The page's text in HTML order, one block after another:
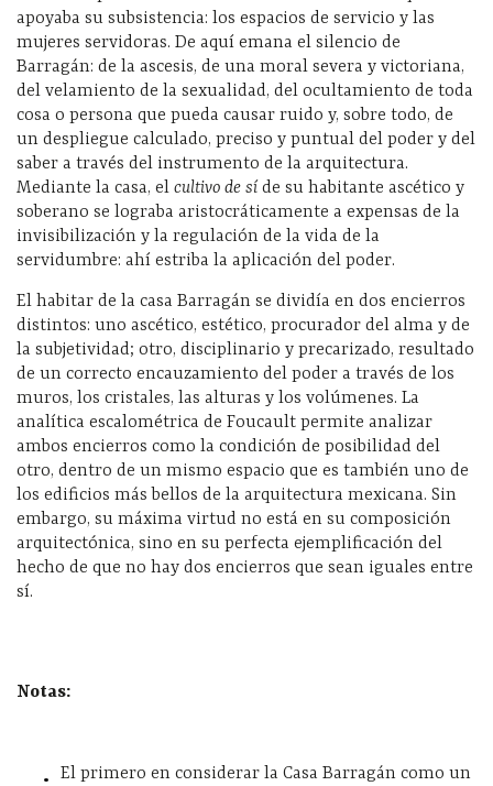
apoyaba su subsistencia: los espacios de servicio y las
mujeres servidoras. De aquí emana el silencio de
Barragán: de la ascesis, de una moral severa y victoriana,
del velamiento de la sexualidad, del ocultamiento de toda
cosa o persona que pueda causar ruido y, sobre todo, de
un despliegue calculado, preciso y puntual del poder y del
saber a través del instrumento de la arquitectura.
Mediante la casa, el cultivo de sí de su habitante ascético y
soberano se lograba aristocráticamente a expensas de la
invisibilización y la regulación de la vida de la
servidumbre: ahí estriba la aplicación del poder.
El habitar de la casa Barragán se dividía en dos encierros
distintos: uno ascético, estético, procurador del alma y de
la subjetividad; otro, disciplinario y precarizado, resultado
de un correcto encauzamiento del poder a través de los
muros, los cristales, las alturas y los volúmenes. La
analítica escalométrica de Foucault permite analizar
ambos encierros como la condición de posibilidad del
otro, dentro de un mismo espacio que es también uno de
los edificios más bellos de la arquitectura mexicana. Sin
embargo, su máxima virtud no está en su composición
arquitectónica, sino en su perfecta ejemplificación del
hecho de que no hay dos encierros que sean iguales entre
sí.
Notas:
El primero en considerar la Casa Barragán como un